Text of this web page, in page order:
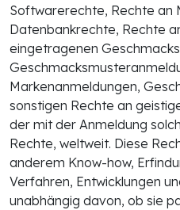
Softwarerechte, Rechte an
Datenbankrechte, Rechte
eingetragenen
Markenanmeldungen,
sonstigen Rechte an
der mit der Anmeldung
Rechte, weltweit. Diese
anderem Know-how,
Verfahren, Entwicklungen
unabhängig davon, ob sie